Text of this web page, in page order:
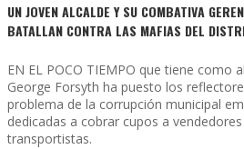
UN JOVEN ALCALDE Y SU COMBATIVA
BATALLAN CONTRA LAS MAFIAS DEL
EN EL POCO TIEMPO que tiene como
George Forsyth ha puesto los
problema de la corrupción municipal
dedicadas a cobrar cupos a
transportistas.